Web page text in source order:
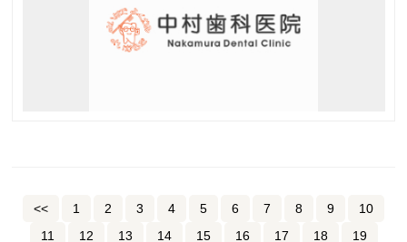
<< 1 2 3 4 5 6 7 8 9
10
11
12 13 14 15 16 17 18 19